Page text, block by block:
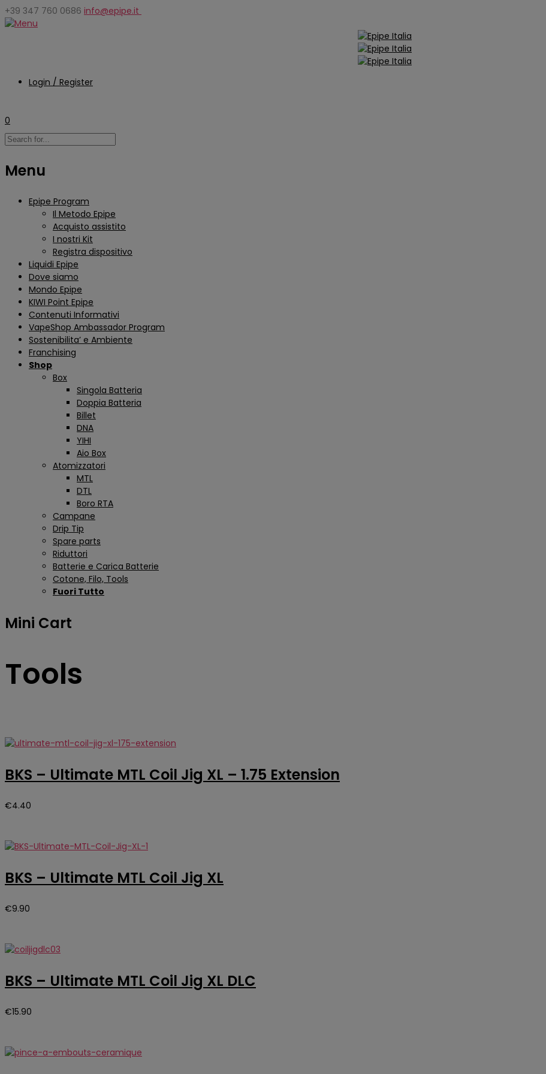
+39 347 760 0686 info@epipe.it
Login / Register
0
Menu
Epipe Program
Il Metodo Epipe
Acquisto assistito
I nostri Kit
Registra dispositivo
Liquidi Epipe
Dove siamo
Mondo Epipe
KIWI Point Epipe
Contenuti Informativi
VapeShop Ambassador Program
Sostenibilita’ e Ambiente
Franchising
Shop
Box
Singola Batteria
Doppia Batteria
Billet
DNA
YIHI
Aio Box
Atomizzatori
MTL
DTL
Boro RTA
Campane
Drip Tip
Spare parts
Riduttori
Batterie e Carica Batterie
Cotone, Filo, Tools
Fuori Tutto
Mini Cart
Tools
BKS – Ultimate MTL Coil Jig XL – 1.75 Extension
€4.40
BKS – Ultimate MTL Coil Jig XL
€9.90
BKS – Ultimate MTL Coil Jig XL DLC
€15.90